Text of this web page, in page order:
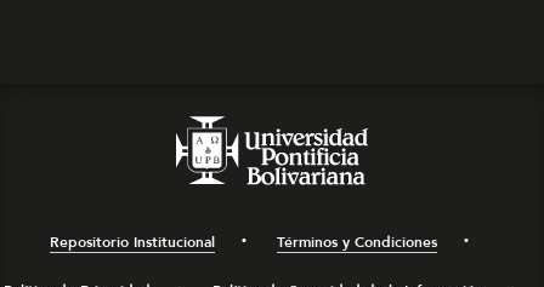
Repositorio Institucional Términos y Condiciones